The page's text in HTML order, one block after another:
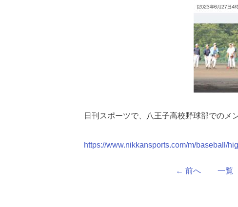
日刊スポーツで、八王子高校野球部でのメ
https://www.nikkansports.com/m/baseball/
← 前へ 一覧